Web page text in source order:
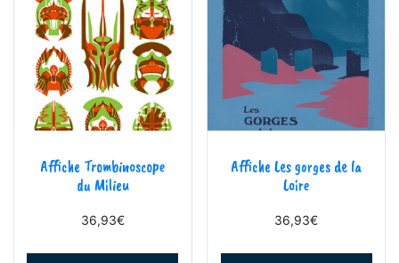
Affiche Trombinoscope
du Milieu
36,93€
Affiche Les gorges de la
Loire
36,93€